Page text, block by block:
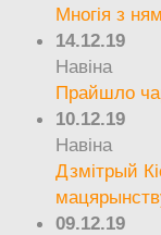
Многія з
14.12.19
Навіна
Прайшло
10.12.19
Навіна
Дзмітрый
09.12.19